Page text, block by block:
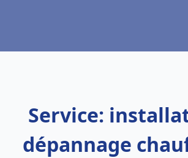
Service:
dépannage